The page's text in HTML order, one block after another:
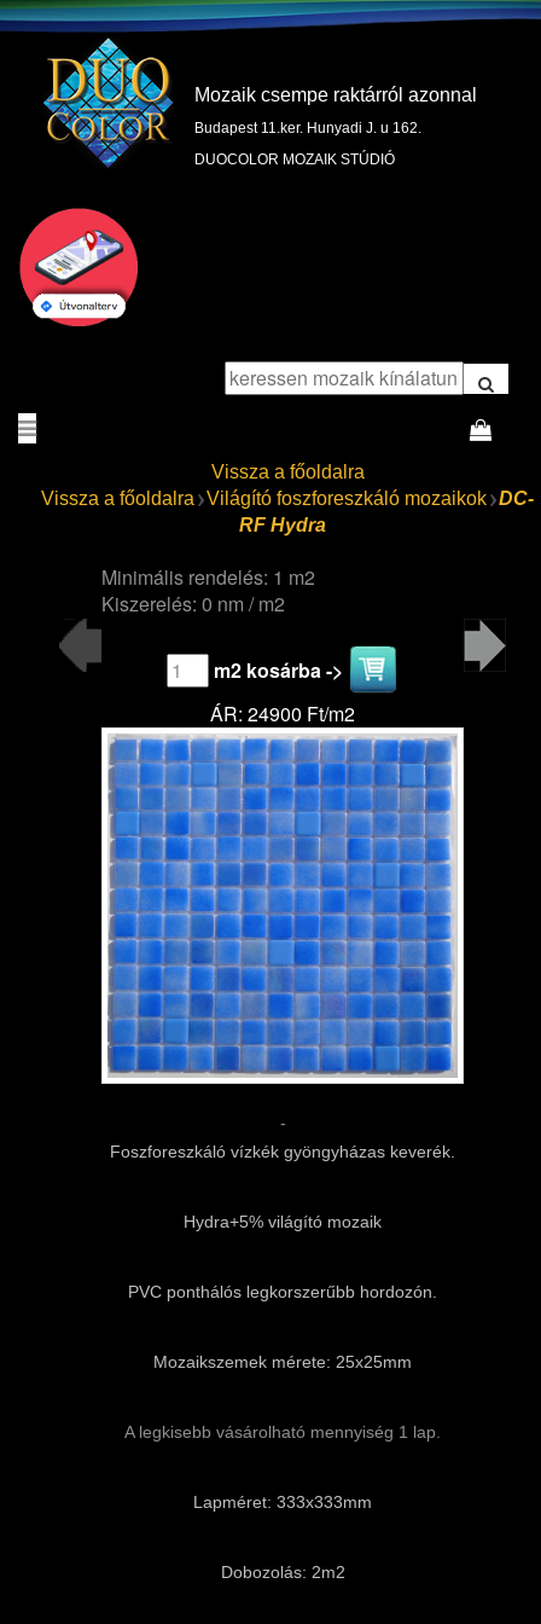
Mozaik csempe raktárról azonnal
Budapest 11.ker. Hunyadi J. u 162.
DUOCOLOR MOZAIK STÚDIÓ
Vissza a főoldalra
Vissza a főoldalra
Világító foszforeszkáló mozaikok DC-
RF Hydra
Minimális rendelés: 1 m2
Kiszerelés: 0 nm / m2
m2 kosárba ->
ÁR: 24900 Ft/m2
-
Foszforeszkáló vízkék gyöngyházas keverék.
Hydra+5% világító mozaik
PVC ponthálós legkorszerűbb hordozón.
Mozaikszemek mérete: 25x25mm
A legkisebb vásárolható mennyiség 1 lap.
Lapméret: 333x333mm
Dobozolás: 2m2